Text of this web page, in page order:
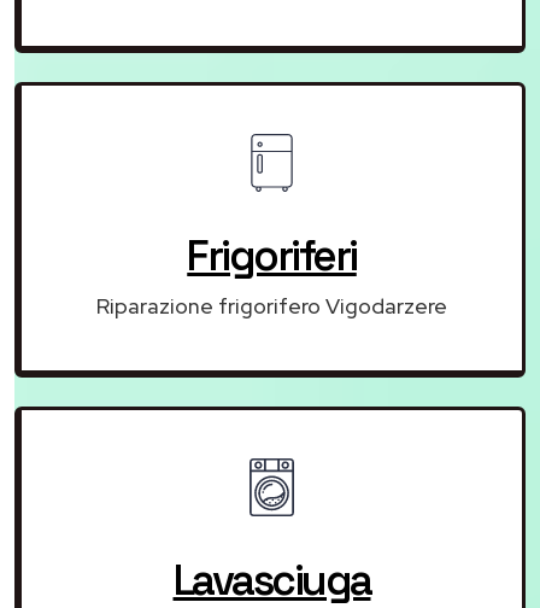
Frigoriferi
Riparazione frigorifero Vigodarzere
Lavasciuga